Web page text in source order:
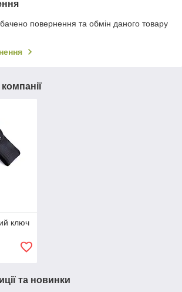
повернення та обмін даного товару
ключ
та новинки